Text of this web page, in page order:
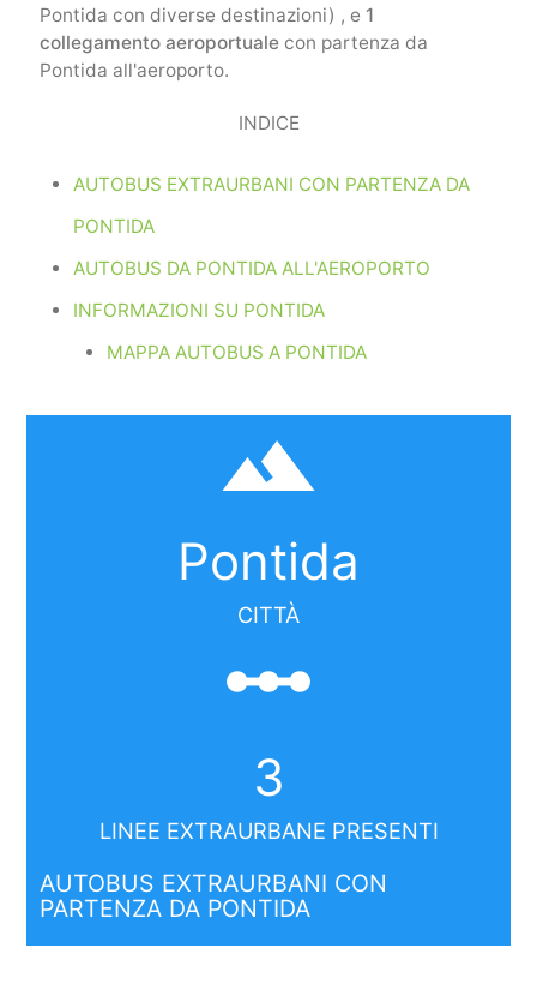
Pontida con diverse destinazioni) , e 1
collegamento aeroportualecon partenza da
Pontida all'aeroporto.
INDICE
AUTOBUS EXTRAURBANI CON PARTENZA DA
PONTIDA
AUTOBUS DA PONTIDA ALL'AEROPORTO
INFORMAZIONI SU PONTIDA
MAPPA AUTOBUS A PONTIDA
filter_hdr
Pontida
CITTÀ
linear_scale
3
LINEE EXTRAURBANE PRESENTI
AUTOBUS EXTRAURBANI CON
PARTENZA DA PONTIDA